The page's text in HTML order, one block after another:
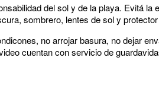
del sol y de la playa. Evitá la
sombrero, lentes de sol y
no arrojar basura, no dejar
cuentan con servicio de